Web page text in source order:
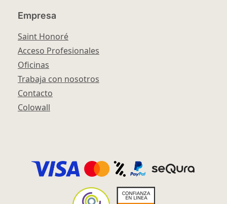
Empresa
Saint Honoré
Acceso Profesionales
Oficinas
Trabaja con nosotros
Contacto
Colowall